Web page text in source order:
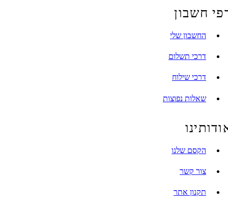
חשבון
החשבון שלי
דרכי תשלום
דרכי שילוח
שאלות נפוצות
הקסם שלנו
צור קשר
תקנון אתר